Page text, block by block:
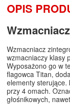
OPIS
Wzmacniacz
wzmacniaczy klasy
Wyposażono go w
flagowca Titan,
elementy sterujące.
przy 4 omach.
głośnikowych,